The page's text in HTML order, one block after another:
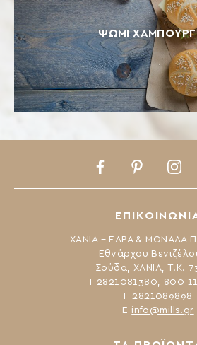
ΨΩΜΊ
ΧΑΝΙΑ – ΕΔΡΑ & ΜΟΝΑΔΑ
Εθνάρχου
Σούδα, ΧΑΝΙΑ, Τ.Κ.
Τ 2821081380, 800
F 2821089898
Ε info@mills.gr
FacebookPinterest